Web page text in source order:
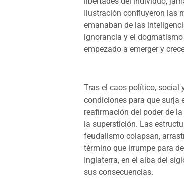
Ilustración confluyeron las
emanaban de las
ignorancia y el
empezado a emerger y
Tras el caos político, social
condiciones para que surja
reafirmación del poder de la
la superstición. Las
feudalismo colapsan,
término que irrumpe para
Inglaterra, en el alba del
sus consecuencias.